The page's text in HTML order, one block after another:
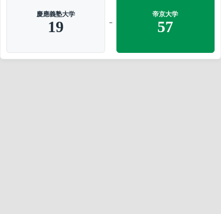
慶應義塾大学
19 -
帝京大学
57